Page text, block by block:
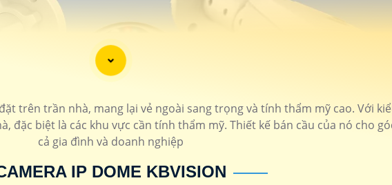
trên trần nhà, mang lại vẻ ngoài sang trọng và tính thẩm mỹ cao. Với
đặc biệt là các khu vực cần tính thẩm mỹ. Thiết kế bán cầu của nó cho
cả gia đình và doanh nghiệp
IP DOME KBVISION